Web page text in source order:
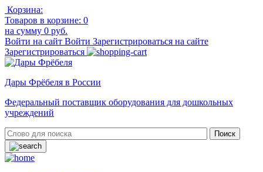
Корзина:
Товаров в корзине: 0
на сумму 0 руб.
Войти на сайт Войти Зарегистрироваться на сайте
Зарегистрироваться
Дары Фрёбеля в России
Федеральный поставщик оборудования для дошкольных
учреждений